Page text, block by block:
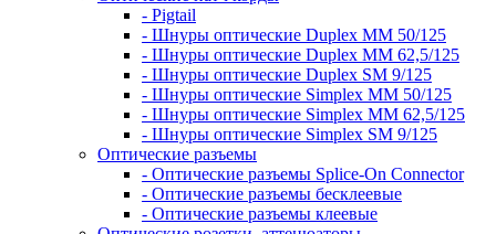
- Pigtail
- Шнуры оптические Duplex MM 50/125
- Шнуры оптические Duplex MM 62,5/125
- Шнуры оптические Duplex SM 9/125
- Шнуры оптические Simplex MM 50/125
- Шнуры оптические Simplex MM 62,5/125
- Шнуры оптические Simplex SM 9/125
Оптические разъемы
- Оптические разъемы Splice-On Connector
- Оптические разъемы бесклеевые
- Оптические разъемы клеевые